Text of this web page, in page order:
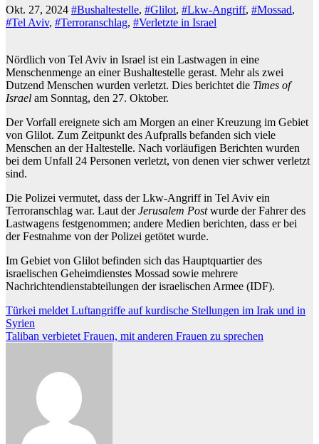
Okt. 27, 2024 #Bushaltestelle, #Glilot, #Lkw-Angriff, #Mossad,
#Tel Aviv, #Terroranschlag, #Verletzte in Israel
Nördlich von Tel Aviv in Israel ist ein Lastwagen in eine
Menschenmenge an einer Bushaltestelle gerast. Mehr als zwei
Dutzend Menschen wurden verletzt. Dies berichtet die Times of
Israel am Sonntag, den 27. Oktober.
Der Vorfall ereignete sich am Morgen an einer Kreuzung im Gebiet
von Glilot. Zum Zeitpunkt des Aufpralls befanden sich viele
Menschen an der Haltestelle. Nach vorläufigen Berichten wurden
bei dem Unfall 24 Personen verletzt, von denen vier schwer verletzt
sind.
Die Polizei vermutet, dass der Lkw-Angriff in Tel Aviv ein
Terroranschlag war. Laut derJerusalem Postwurde der Fahrer des
Lastwagens festgenommen; andere Medien berichten, dass er bei
der Festnahme von der Polizei getötet wurde.
Im Gebiet von Glilot befinden sich das Hauptquartier des
israelischen Geheimdienstes Mossad sowie mehrere
Nachrichtendienstabteilungen der israelischen Armee (IDF).
Beitragsnavigation
Türkei meldet Luftangriffe auf kurdische Stellungen im Irak und in
Syrien
Taliban verbietet Frauen, mit anderen Frauen zu sprechen